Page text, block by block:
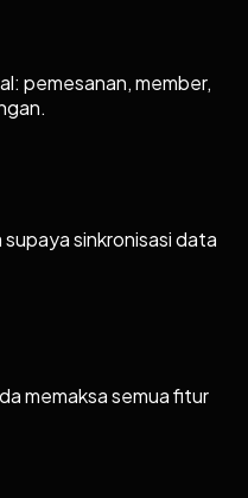
pemesanan, member,
sinkronisasi data
memaksa semua fitur